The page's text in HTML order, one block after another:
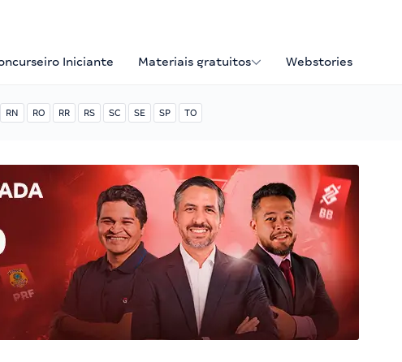
Iniciante Materiais gratuitos Webstories
RN RO RR RS SC SE SP TO